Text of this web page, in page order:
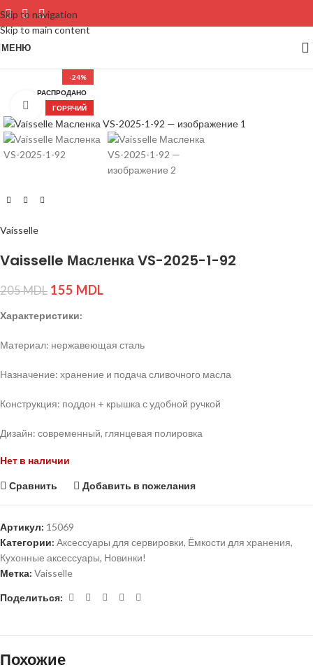
Skip to navigation
Skip to main content
МЕНЮ
-24%
РАСПРОДАНО
ГОРЯЧИЙ
Нажмите, чтобы увеличить изображение
Vaisselle
Vaisselle Масленка VS-2025-1-92
205MDL 155 MDL
Характеристики:
Материал: нержавеющая сталь
Назначение: хранение и подача сливочного масла
Конструкция: поддон + крышка с удобной ручкой
Дизайн: современный, глянцевая полировка
Нет в наличии
Сравнить Добавить в пожелания
Артикул: 15069
Категории: Аксессуары для сервировки, Ёмкости для хранения,
Кухонные аксессуары, Новинки!
Метка: Vaisselle
Поделиться:
Похожие